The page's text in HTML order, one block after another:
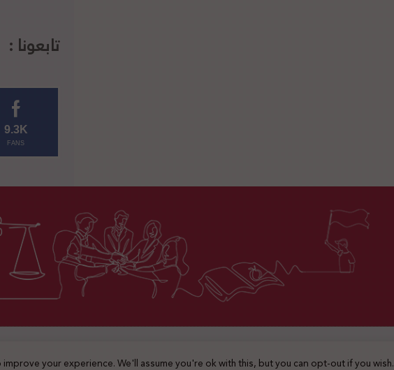
تابعونا :
9.3K
FANS
2025 © جميع الحقوق محفوظة
your experience. We'll assume you're ok with this, but you can opt-out if you wish.